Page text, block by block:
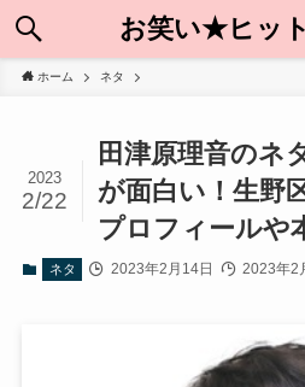
お笑い★ヒッ
ホーム ネタ
田津原理音のネ
が面白い！生野
プロフィールや
2023
2/22
ネタ 2023年2月14日 2023年2